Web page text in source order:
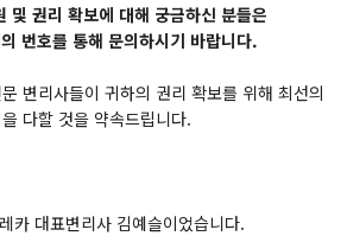
및 권리 확보에 대해 궁금하신 분들은
번호를 통해 문의하시기 바랍니다.
변리사들이 귀하의 권리 확보를 위해 최선의
다할 것을 약속드립니다.
카 대표변리사 김예슬이었습니다.